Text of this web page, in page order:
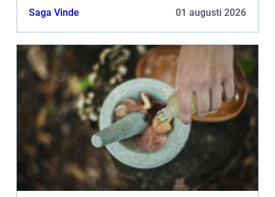
Saga Vinde 01 augusti 2026